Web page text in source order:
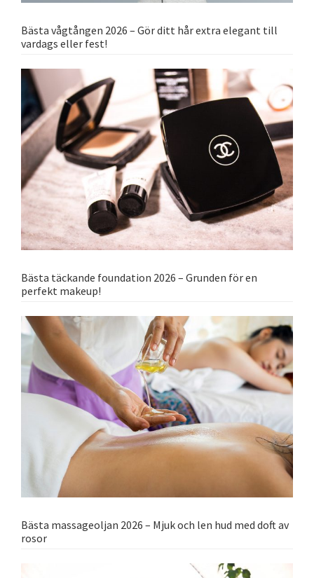
Bästa vågtången 2026 – Gör ditt hår extra elegant till
vardags eller fest!
Bästa täckande foundation 2026 – Grunden för en
perfekt makeup!
Bästa massageoljan 2026 – Mjuk och len hud med doft av
rosor